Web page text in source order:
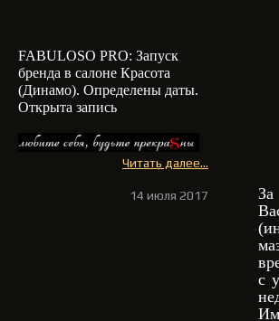
FABULOSO PRO: Запуск
бренда в салоне Красота
(Динамо). Определены даты.
Открыта запись
Читать далее...
14 июля 2017
с